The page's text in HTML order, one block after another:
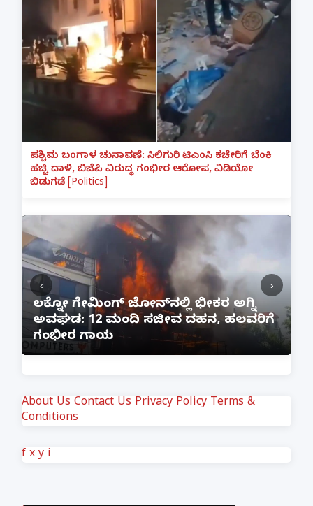
ಪಶ್ಚಿಮ ಬಂಗಾಳ ಚುನಾವಣೆ: ಸಿಲಿಗುರಿ ಟಿಎಂಸಿ ಕಚೇರಿಗೆ ಬೆಂಕಿ
ಹಚ್ಚಿ ದಾಳಿ, ಬಿಜೆಪಿ ವಿರುದ್ಧ ಗಂಭೀರ ಆರೋಪ, ವಿಡಿಯೋ
ಬಿಡುಗಡೆ [Politics]
ಲಕ್ನೋ ಗೇಮಿಂಗ್ ಜೋನ್‌ನಲ್ಲಿ ಭೀಕರ ಅಗ್ನಿ
ಅವಘಡ: 12 ಮಂದಿ ಸಜೀವ ದಹನ, ಹಲವರಿಗೆ
ಗಂಭೀರ ಗಾಯ
‹ ›
About Us Contact Us Privacy Policy Terms &
Conditions
f x y i